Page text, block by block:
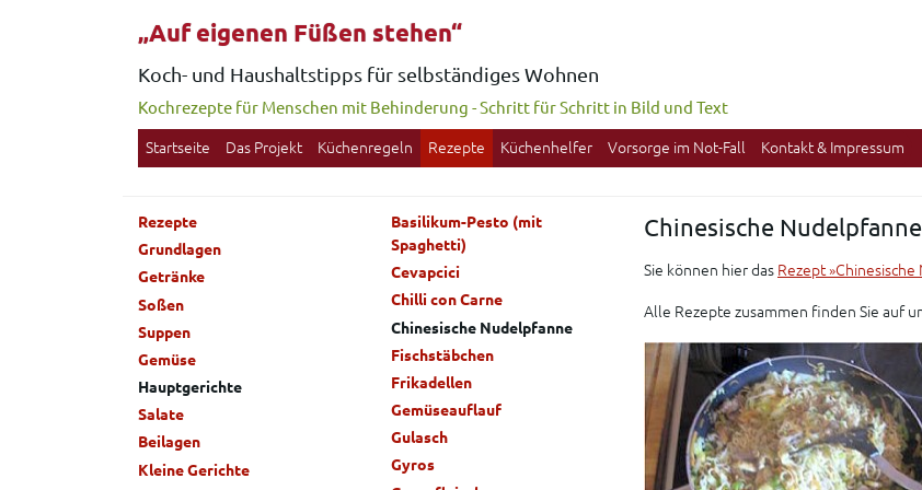
„Auf eigenen Füßen stehen“
Koch- und Haushaltstipps für selbständiges Wohnen
Kochrezepte für Menschen mit Behinderung -Schritt für Schritt in Bild und Text
Startseite Das Projekt Küchenregeln Rezepte Küchenhelfer Vorsorge im Not-Fall Kontakt & Impressum
Rezepte
Grundlagen
Getränke
Soßen
Suppen
Gemüse
Hauptgerichte
Salate
Beilagen
Kleine Gerichte
Chinesische Nudelpfanne
Sie können hier das Rezept
Alle Rezepte zusammen finden Sie auf
Basilikum-Pesto (mit
Spaghetti)
Cevapcici
Chilli con Carne
Chinesische Nudelpfanne
Fischstäbchen
Frikadellen
Gemüseauflauf
Gulasch
Gyros